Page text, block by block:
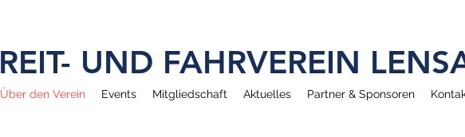
REIT- UND FAHRVEREIN
Über den Verein Events Mitgliedschaft Aktuelles Partner & Sponsoren